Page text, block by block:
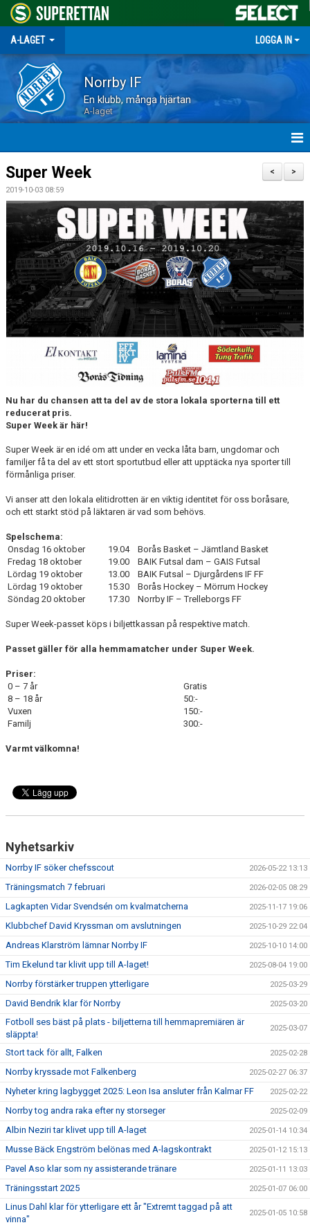
A-LAGET LOGGA IN
Norrby IF
En klubb, många hjärtan
A-laget
HEM
NYHETER
MATCHER
TRUPPEN
KALENDER
DOKUMENT
TABELL ETTAN SÖDRA 2025
>
<
Super Week
2019-10-03 08:59
Nu har du chansen att ta del av de stora lokala sporterna till ett
reducerat pris.
Super Week är här!
Super Week är en idé om att under en vecka låta barn, ungdomar och
familjer få ta del av ett stort sportutbud eller att upptäcka nya sporter till
förmånliga priser.
Vi anser att den lokala elitidrotten är en viktig identitet för oss boråsare,
och ett starkt stöd på läktaren är vad som behövs.
Spelschema:
Onsdag 16 oktober
19.04
Borås Basket – Jämtland Basket
Fredag 18 oktober
19.00
BAIK Futsal dam – GAIS Futsal
Lördag 19 oktober
13.00
BAIK Futsal – Djurgårdens IF FF
Lördag 19 oktober
15.30
Borås Hockey – Mörrum Hockey
Söndag 20 oktober
17.30 Norrby IF – Trelleborgs FF
Super Week-passet köps i biljettkassan på respektive match.
Passet gäller för alla hemmamatcher under Super Week.
Priser:
0 – 7 år
Gratis
8 – 18 år
50:-
Vuxen
150:-
Familj
300:-
Varmt välkomna!
Nyhetsarkiv
Norrby IF söker chefsscout 2026-05-22 13:13
Träningsmatch 7 februari 2026-02-05 08:29
Lagkapten Vidar Svendsén om kvalmatcherna 2025-11-17 19:06
Klubbchef David Kryssman om avslutningen 2025-10-29 22:04
Andreas Klarström lämnar Norrby IF 2025-10-10 14:00
Tim Ekelund tar klivit upp till A-laget! 2025-08-04 19:00
Norrby förstärker truppen ytterligare 2025-03-29
David Bendrik klar för Norrby 2025-03-20
Fotboll ses bäst på plats - biljetterna till hemmapremiären är
släppta!
2025-03-07
Stort tack för allt, Falken 2025-02-28
Norrby kryssade mot Falkenberg 2025-02-27 06:37
Nyheter kring lagbygget 2025: Leon Isa ansluter från Kalmar FF 2025-02-22
Norrby tog andra raka efter ny storseger 2025-02-09
Albin Neziri tar klivet upp till A-laget 2025-01-14 10:34
Musse Bäck Engström belönas med A-lagskontrakt 2025-01-12 15:13
Pavel Aso klar som ny assisterande tränare 2025-01-11 13:03
Träningsstart 2025 2025-01-07 06:00
Linus Dahl klar för ytterligare ett år "Extremt taggad på att
vinna"
2025-01-05 10:58